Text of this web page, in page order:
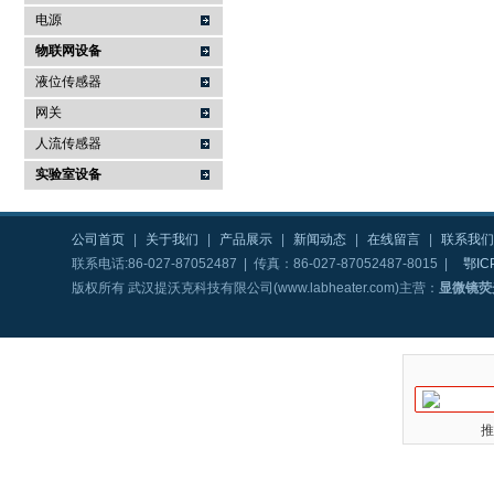
电源
物联网设备
液位传感器
网关
人流传感器
实验室设备
公司首页 关于我们 产品展示 新闻动态 在线留言
联系我们
联系电话:86-027-87052487 | 传真：86-027-87052487-8015 |
鄂
版权所有 武汉提沃克科技有限公司(www.labheater.com)主营： 显微镜